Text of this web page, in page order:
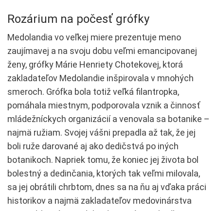
Rozárium na počesť grófky
Medolandia vo veľkej miere prezentuje meno
zaujímavej a na svoju dobu veľmi emancipovanej
ženy, grófky Márie Henriety Chotekovej, ktorá
zakladateľov Medolandie inšpirovala v mnohých
smeroch. Grófka bola totiž veľká filantropka,
pomáhala miestnym, podporovala vznik a činnosť
mládežníckych organizácií a venovala sa botanike –
najmä ružiam. Svojej vášni prepadla až tak, že jej
boli ruže darované aj ako dedičstvá po iných
botanikoch. Napriek tomu, že koniec jej života bol
bolestný a dedinčania, ktorých tak veľmi milovala,
sa jej obrátili chrbtom, dnes sa na ňu aj vďaka práci
historikov a najmä zakladateľov medovinárstva